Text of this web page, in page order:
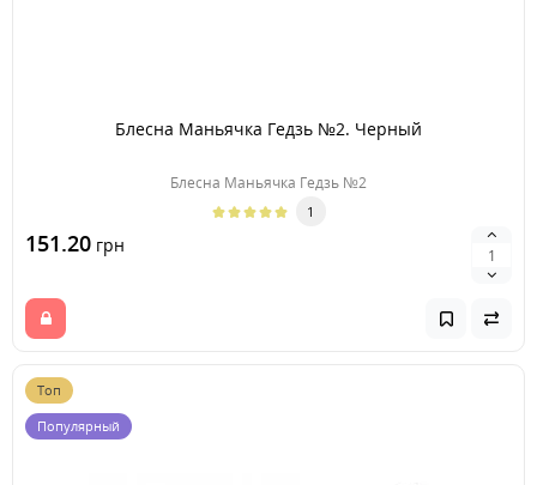
Блесна Маньячка Гедзь №2. Черный
Блесна Маньячка Гедзь №2
1
151.20 грн
Топ
Популярный